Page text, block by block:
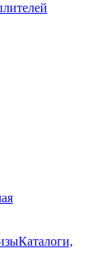
Каталоги,